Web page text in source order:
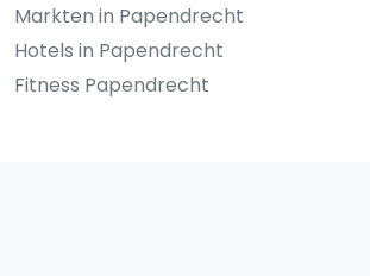
Markten in Papendrecht
Hotels in Papendrecht
Fitness Papendrecht